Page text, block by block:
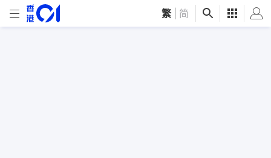
繁 简